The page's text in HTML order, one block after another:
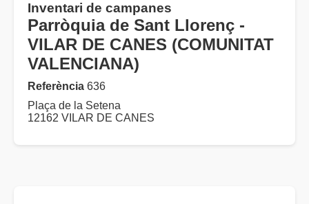
Inventari de campanes
Parròquia de Sant Llorenç -
VILAR DE CANES (COMUNITAT
VALENCIANA)
Referència 636
Plaça de la Setena
12162 VILAR DE CANES